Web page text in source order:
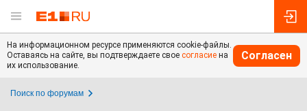
На информационном ресурсе применяются cookie-файлы.
Оставаясь на сайте, вы подтверждаете свое согласие на
их использование.
Согласен
Поиск по форумам